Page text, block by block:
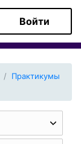
Войти
Практикумы